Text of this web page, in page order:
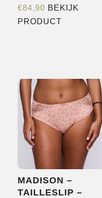
€84,90 BEKIJK
PRODUCT
Deze
optie
kan
gekozen
worden
op
de
MADISON –
TAILLESLIP –